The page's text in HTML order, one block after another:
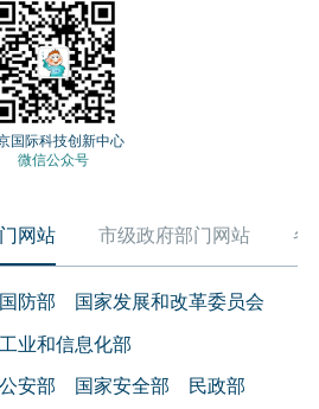
国际科技创新中心
微信公众号
网站 市级政府部门网站 各
国防部 国家发展和改革委员会
工业和信息化部
公安部 国家安全部 民政部